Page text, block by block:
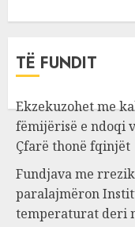
TË FUNDIT
Ekzekuzohet me
fëmijërisë e ndoqi
Çfarë thonë fqinjët
Fundjava me
paralajmëron
temperaturat deri